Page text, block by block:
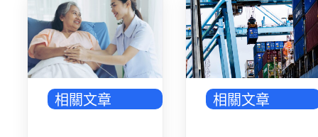
傳產回溫
相關文章 相關文章